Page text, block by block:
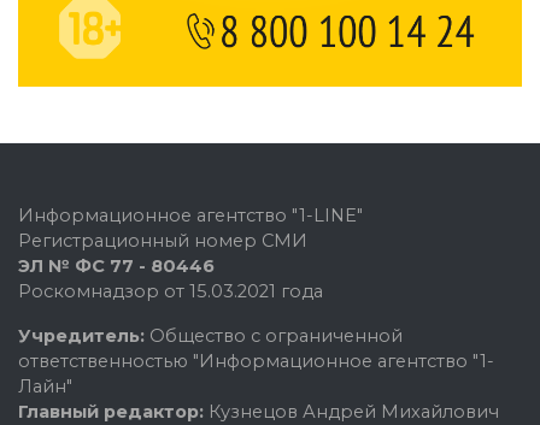
Информационное агентство "1-LINE"
Регистрационный номер СМИ
ЭЛ № ФС 77 - 80446
Роскомнадзор от 15.03.2021 года
Учредитель: Общество с ограниченной
ответственностью "Информационное агентство "1-
Лайн"
Главный редактор: Кузнецов Андрей Михайлович